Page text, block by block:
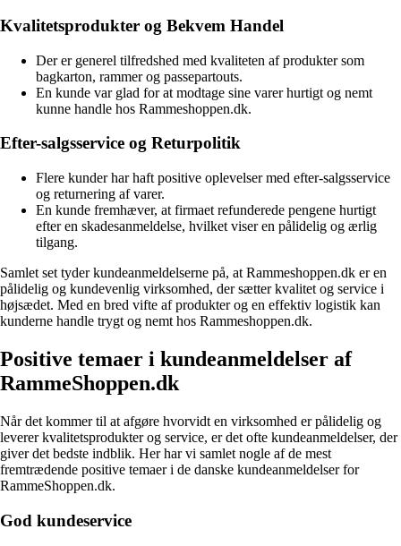
Kvalitetsprodukter og Bekvem Handel
Der er generel tilfredshed med kvaliteten af produkter som
bagkarton, rammer og passepartouts.
En kunde var glad for at modtage sine varer hurtigt og nemt
kunne handle hos Rammeshoppen.dk.
Efter-salgsservice og Returpolitik
Flere kunder har haft positive oplevelser med efter-salgsservice
og returnering af varer.
En kunde fremhæver, at firmaet refunderede pengene hurtigt
efter en skadesanmeldelse, hvilket viser en pålidelig og ærlig
tilgang.
Samlet set tyder kundeanmeldelserne på, at Rammeshoppen.dk er en
pålidelig og kundevenlig virksomhed, der sætter kvalitet og service i
højsædet. Med en bred vifte af produkter og en effektiv logistik kan
kunderne handle trygt og nemt hos Rammeshoppen.dk.
Positive temaer i kundeanmeldelser af
RammeShoppen.dk
Når det kommer til at afgøre hvorvidt en virksomhed er pålidelig og
leverer kvalitetsprodukter og service, er det ofte kundeanmeldelser, der
giver det bedste indblik. Her har vi samlet nogle af de mest
fremtrædende positive temaer i de danske kundeanmeldelser for
RammeShoppen.dk.
God kundeservice